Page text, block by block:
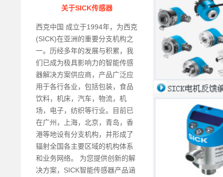
关于SICK传感器
西克中国 成立于1994年，为西克
(SICK)在亚洲的重要分支机构之
一。历经多年的发展与积累，我
们已成为极具影响力的智能传感
器解决方案供应商，产品广泛应
用于各行各业，包括包装，食品
饮料，机床，汽车，物流，机
场，电子，纺织等行业。目前已
在广州，上海，北京，青岛，香
港等地设有分支机构，并形成了
辐射全国各主要区域的机构体系
和业务网络。 为您提供创新的解
决方案，SICK智能传感器产品涵